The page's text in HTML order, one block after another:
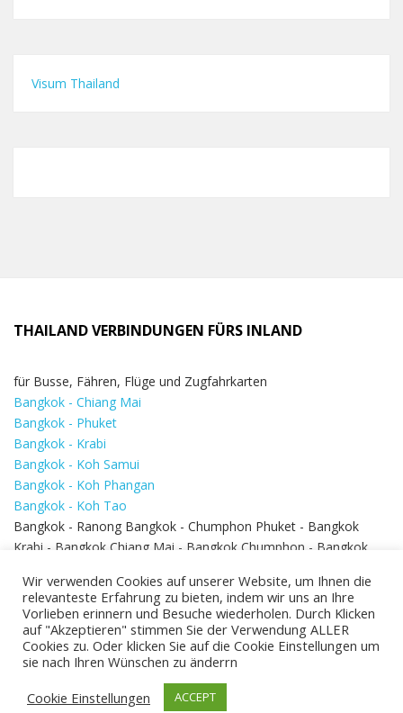
Visum Thailand
THAILAND VERBINDUNGEN FÜRS INLAND
für Busse, Fähren, Flüge und Zugfahrkarten
Bangkok - Chiang Mai
Bangkok - Phuket
Bangkok - Krabi
Bangkok - Koh Samui
Bangkok - Koh Phangan
Bangkok - Koh Tao
Bangkok - Ranong Bangkok - Chumphon Phuket - Bangkok
Krabi - Bangkok Chiang Mai - Bangkok Chumphon - Bangkok
Bangkok - Hua Hin
Wir verwenden Cookies auf unserer Website, um Ihnen die
relevanteste Erfahrung zu bieten, indem wir uns an Ihre
Vorlieben erinnern und Besuche wiederholen. Durch Klicken
auf "Akzeptieren" stimmen Sie der Verwendung ALLER
Cookies zu. Oder klicken Sie auf die Cookie Einstellungen um
sie nach Ihren Wünschen zu änderrn
Cookie Einstellungen
ACCEPT